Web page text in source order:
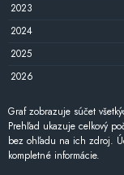
2023
2024
2025
2026
Graf zobrazuje súčet
Prehľad ukazuje celkový
bez ohľadu na ich zdroj.
kompletné informácie.